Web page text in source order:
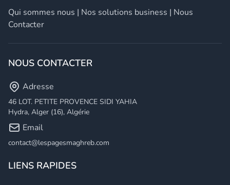
Qui sommes nous | Nos solutions business | Nous
Contacter
NOUS CONTACTER
Adresse
46 LOT. PETITE PROVENCE SIDI YAHIA
Hydra, Alger (16), Algérie
Email
contact@lespagesmaghreb.com
LIENS RAPIDES